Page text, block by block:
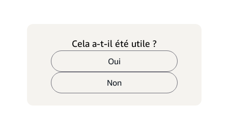
Cela a-t-il été utile ?
Oui
Non